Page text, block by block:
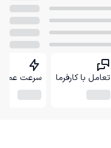
تعامل با کارفرما سرعت عمل